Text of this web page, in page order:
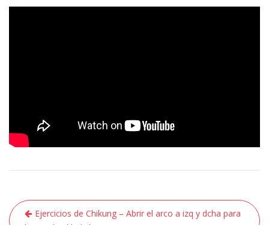
Navegación
Ejercicios de Chikung – Abrir el arco a izq y dcha para